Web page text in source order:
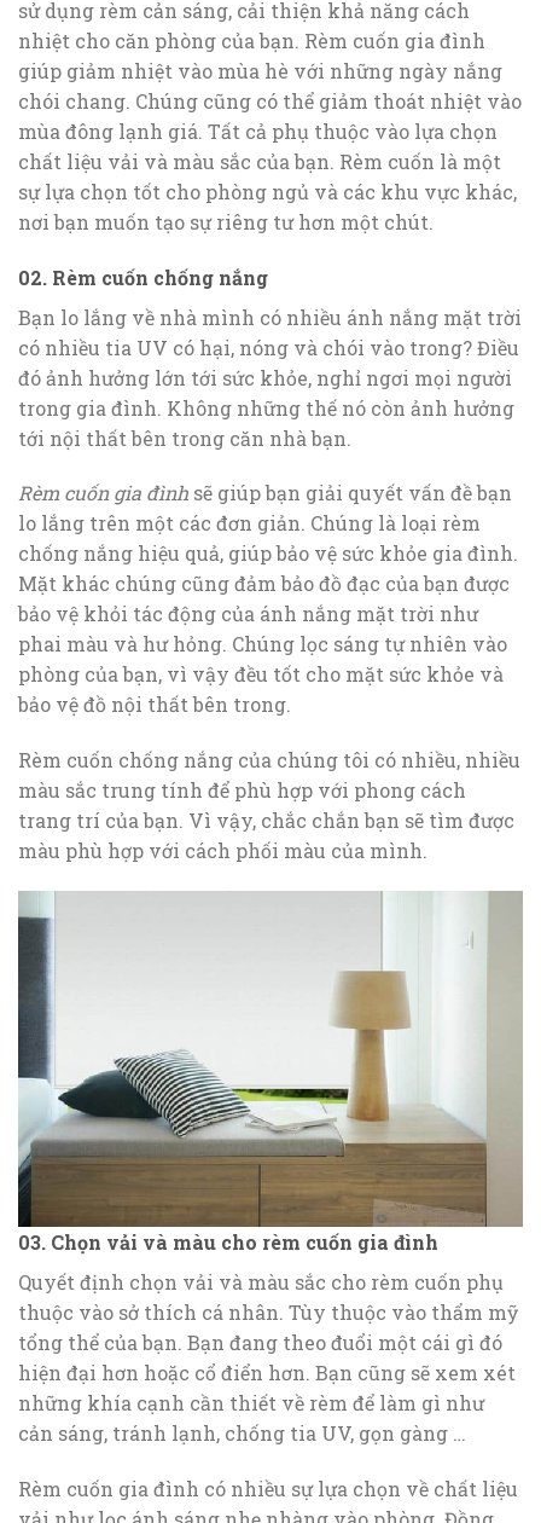
sử dụng rèm cản sáng, cải thiện khả năng cách
nhiệt cho căn phòng của bạn. Rèm cuốn gia đình
giúp giảm nhiệt vào mùa hè với những ngày nắng
chói chang. Chúng cũng có thể giảm thoát nhiệt vào
mùa đông lạnh giá. Tất cả phụ thuộc vào lựa chọn
chất liệu vải và màu sắc của bạn. Rèm cuốn là một
sự lựa chọn tốt cho phòng ngủ và các khu vực khác,
nơi bạn muốn tạo sự riêng tư hơn một chút.
02. Rèm cuốn chống nắng
Bạn lo lắng về nhà mình có nhiều ánh nắng mặt trời
có nhiều tia UV có hại, nóng và chói vào trong? Điều
đó ảnh hưởng lớn tới sức khỏe, nghỉ ngơi mọi người
trong gia đình. Không những thế nó còn ảnh hưởng
tới nội thất bên trong căn nhà bạn.
Rèm cuốn gia đình sẽ giúp bạn giải quyết vấn đề bạn
lo lắng trên một các đơn giản. Chúng là loại rèm
chống nắng hiệu quả, giúp bảo vệ sức khỏe gia đình.
Mặt khác chúng cũng đảm bảo đồ đạc của bạn được
bảo vệ khỏi tác động của ánh nắng mặt trời như
phai màu và hư hỏng. Chúng lọc sáng tự nhiên vào
phòng của bạn, vì vậy đều tốt cho mặt sức khỏe và
bảo vệ đồ nội thất bên trong.
Rèm cuốn chống nắng của chúng tôi có nhiều, nhiều
màu sắc trung tính để phù hợp với phong cách
trang trí của bạn. Vì vậy, chắc chắn bạn sẽ tìm được
màu phù hợp với cách phối màu của mình.
03. Chọn vải và màu cho rèm cuốn gia đình
Quyết định chọn vải và màu sắc cho rèm cuốn phụ
thuộc vào sở thích cá nhân. Tùy thuộc vào thẩm mỹ
tổng thể của bạn. Bạn đang theo đuổi một cái gì đó
hiện đại hơn hoặc cổ điển hơn. Bạn cũng sẽ xem xét
những khía cạnh cần thiết về rèm để làm gì như
cản sáng, tránh lạnh, chống tia UV, gọn gàng …
Rèm cuốn gia đình có nhiều sự lựa chọn về chất liệu